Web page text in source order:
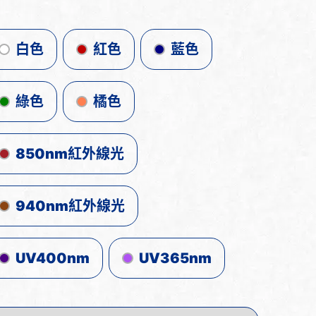
白色 紅色 藍色
綠色 橘色
850nm紅外線光
940nm紅外線光
UV400nm UV365nm